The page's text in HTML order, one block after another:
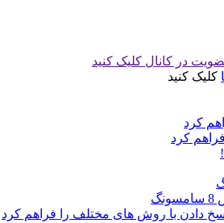
در کانال کلیک کنید
کلیک کنید
کرد
دادن با روش های مختلف را فراهم کرد